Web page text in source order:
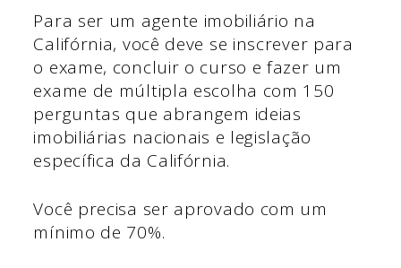
Para ser um agente imobiliário na
Califórnia, você deve se inscrever para
o exame, concluir o curso e fazer um
exame de múltipla escolha com 150
perguntas que abrangem ideias
imobiliárias nacionais e legislação
específica da Califórnia.
Você precisa ser aprovado com um
mínimo de 70%.